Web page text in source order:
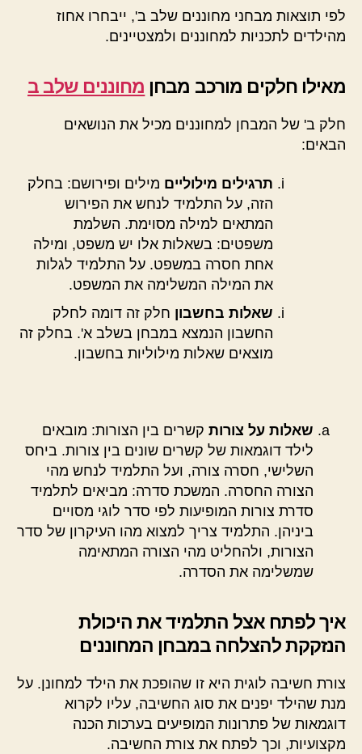
לפי תוצאות מבחני מחוננים שלב ב', ייבחרו אחוז
מהילדים לתכניות למחוננים ולמצטיינים.
מאילו חלקים מורכב מבחן מחוננים שלב ב
חלק ב' של המבחן למחוננים מכיל את הנושאים
הבאים:
תרגילים מילוליים מילים ופירושם: בחלק
הזה, על התלמיד לנחש את הפירוש
המתאים למילה מסוימת. השלמת
משפטים: בשאלות אלו יש משפט, ומילה
אחת חסרה במשפט. על התלמיד לגלות
את המילה המשלימה את המשפט.
שאלות בחשבון חלק זה דומה לחלק
החשבון הנמצא במבחן בשלב א'. בחלק זה
מוצאים שאלות מילוליות בחשבון.
שאלות על צורות קשרים בין הצורות: מובאים
לילד דוגמאות של קשרים שונים בין צורות. ביחס
השלישי, חסרה צורה, ועל התלמיד לנחש מהי
הצורה החסרה. המשכת סדרה: מביאים לתלמיד
סדרת צורות המופיעות לפי סדר לוגי מסויים
ביניהן. התלמיד צריך למצוא מהו העיקרון של סדר
הצורות, ולהחליט מהי הצורה המתאימה
שמשלימה את הסדרה.
איך לפתח אצל התלמיד את היכולת
הנזקקת להצלחה במבחן המחוננים
צורת חשיבה לוגית היא זו שהופכת את הילד למחונן. על
מנת שהילד יפנים את סוג החשיבה, עליו לקרוא
דוגמאות של פתרונות המופיעים בערכות הכנה
מקצועיות, וכך לפתח את צורת החשיבה.